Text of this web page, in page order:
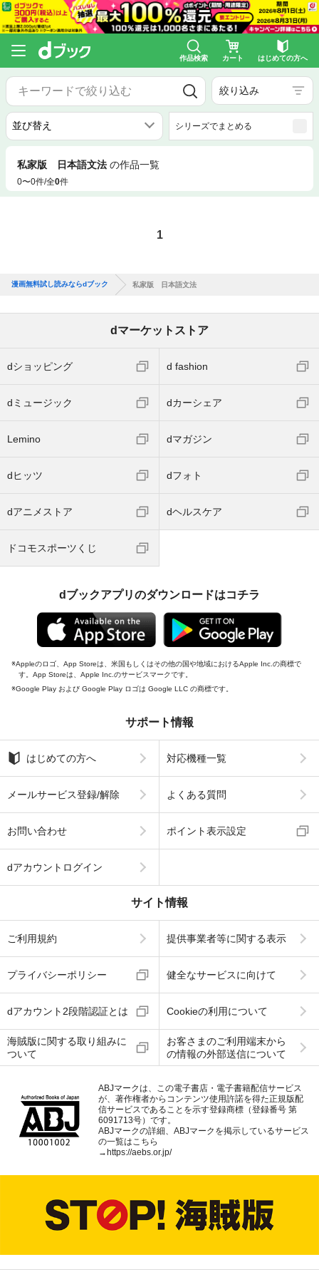
作品検索 カート はじめての方へ
絞り込み
シリーズでまとめる
私家版 日本語文法 の作品一覧
0〜0件/全0件
1
漫画無料試し読みならdブック 私家版 日本語文法
dマーケットストア
dショッピング d fashion
dミュージック dカーシェア
Lemino dマガジン
dヒッツ dフォト
dアニメストア dヘルスケア
ドコモスポーツくじ
dブックアプリのダウンロードはコチラ
Appleのロゴ、App Storeは、米国もしくはその他の国や地域におけるApple Inc.の商標で
す。App Storeは、Apple Inc.のサービスマークです。
Google Play および Google Play ロゴは Google LLC の商標です。
サポート情報
はじめての方へ 対応機種一覧
メールサービス登録/解除 よくある質問
お問い合わせ ポイント表示設定
dアカウントログイン
サイト情報
ご利用規約 提供事業者等に関する表示
プライバシーポリシー 健全なサービスに向けて
dアカウント2段階認証とは Cookieの利用について
海賊版に関する取り組みに
ついて
お客さまのご利用端末から
の情報の外部送信について
ABJマークは、この電子書店・電子書籍配信サービス
が、著作権者からコンテンツ使用許諾を得た正規版配
信サービスであることを示す登録商標（登録番号 第
6091713号）です。
ABJマークの詳細、ABJマークを掲示しているサービス
の一覧はこちら
→https://aebs.or.jp/